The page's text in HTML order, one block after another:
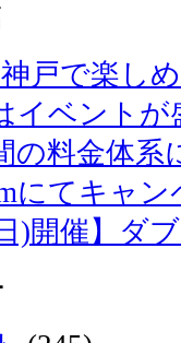
神戸で楽し
イベント
の料金体
にてキャ
日)開催】ダ